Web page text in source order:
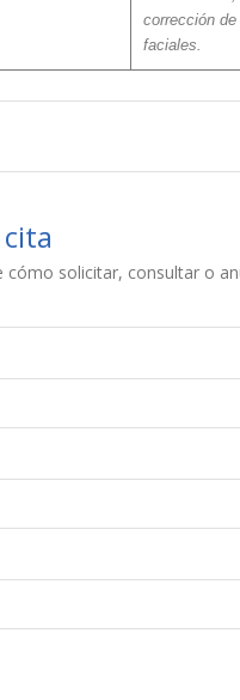
corrección
faciales.
cómo solicitar, consultar o